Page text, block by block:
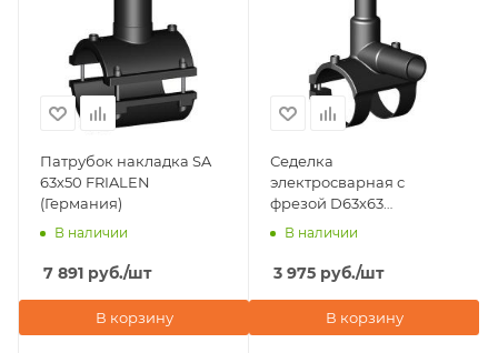
Патрубок накладка SA
63х50 FRIALEN
(Германия)
В наличии
7 891 руб./шт
В корзину
Седелка
электросварная с
фрезой D63х63
моноблок ПЭ100 SDR 11
В наличии
3 975 руб./шт
В корзину